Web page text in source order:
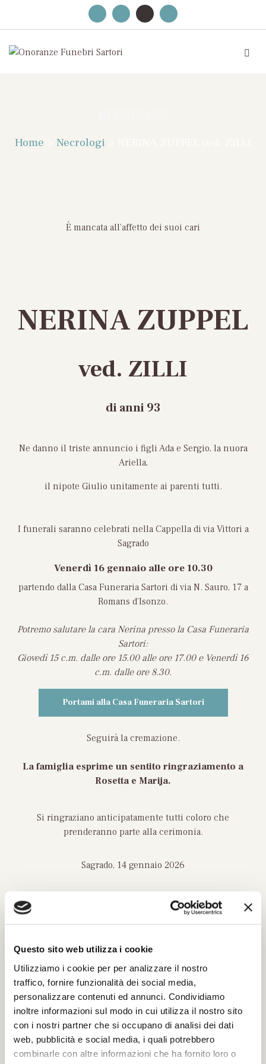
Questo sito web utilizza i cookie
Utilizziamo i cookie per per analizzare il nostro
traffico, fornire funzionalità dei social media,
personalizzare contenuti ed annunci. Condividiamo
inoltre informazioni sul modo in cui utilizza il nostro sito
con i nostri partner che si occupano di analisi dei dati
web, pubblicità e social media, i quali potrebbero
combinarle con altre informazioni che ha fornito loro o
Home Necrologi
È mancata all’affetto dei suoi cari
NERINA ZUPPEL
ved. ZILLI
di anni 93
Ne danno il triste annuncio i figli Ada e Sergio, la nuora
Ariella,
il nipote Giulio unitamente ai parenti tutti.
I funerali saranno celebrati nella Cappella di via Vittori a
Sagrado
Venerdì 16 gennaio alle ore 10.30
partendo dalla Casa Funeraria Sartori di via N. Sauro, 17 a
Romans d’Isonzo.
Potremo salutare la cara Nerina presso la Casa Funeraria
Sartori:
Giovedì 15 c.m. dalle ore 15.00 alle ore 17.00 e Venerdì 16
c.m. dalle ore 8.30.
Portami alla Casa Funeraria Sartori
Seguirà la cremazione.
La famiglia esprime un sentito ringraziamento a
Rosetta e Marija.
Si ringraziano anticipatamente tutti coloro che
prenderanno parte alla cerimonia.
Sagrado, 14 gennaio 2026
INVIA UN MESSAGGIO DICORDOGLIO
Compila il modulo con tutti i dati richiesti per
poter inviare le tue condoglianze.
Sarà nostra premura far pervenire alla famiglia
del defunto il tuo messaggio.